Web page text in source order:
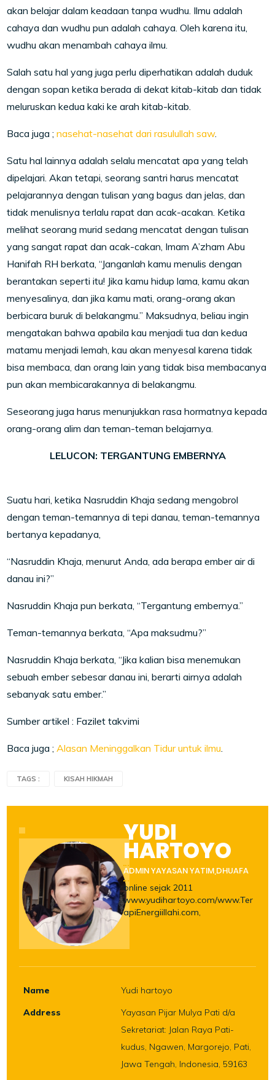
akan belajar dalam keadaan tanpa wudhu. Ilmu adalah
cahaya dan wudhu pun adalah cahaya. Oleh karena itu,
wudhu akan menambah cahaya ilmu.
Salah satu hal yang juga perlu diperhatikan adalah duduk
dengan sopan ketika berada di dekat kitab-kitab dan tidak
meluruskan kedua kaki ke arah kitab-kitab.
Baca juga ;nasehat-nasehat dari rasulullah saw.
Satu hal lainnya adalah selalu mencatat apa yang telah
dipelajari. Akan tetapi, seorang santri harus mencatat
pelajarannya dengan tulisan yang bagus dan jelas, dan
tidak menulisnya terlalu rapat dan acak-acakan. Ketika
melihat seorang murid sedang mencatat dengan tulisan
yang sangat rapat dan acak-cakan, Imam A’zham Abu
Hanifah RH berkata, “Janganlah kamu menulis dengan
berantakan seperti itu! Jika kamu hidup lama, kamu akan
menyesalinya, dan jika kamu mati, orang-orang akan
berbicara buruk di belakangmu.” Maksudnya, beliau ingin
mengatakan bahwa apabila kau menjadi tua dan kedua
matamu menjadi lemah, kau akan menyesal karena tidak
bisa membaca, dan orang lain yang tidak bisa membacanya
pun akan membicarakannya di belakangmu.
Seseorang juga harus menunjukkan rasa hormatnya kepada
orang-orang alim dan teman-teman belajarnya.
LELUCON: TERGANTUNG EMBERNYA
Suatu hari, ketika Nasruddin Khaja sedang mengobrol
dengan teman-temannya di tepi danau, teman-temannya
bertanya kepadanya,
“Nasruddin Khaja, menurut Anda, ada berapa ember air di
danau ini?”
Nasruddin Khaja pun berkata, “Tergantung embernya.”
Teman-temannya berkata, “Apa maksudmu?”
Nasruddin Khaja berkata, “Jika kalian bisa menemukan
sebuah ember sebesar danau ini, berarti airnya adalah
sebanyak satu ember.”
Sumber artikel : Fazilet takvimi
Baca juga ;Alasan Meninggalkan Tidur untuk ilmu.
TAGS : KISAH HIKMAH
YUDI
HARTOYO
ADMIN YAYASAN YATIM,DHUAFA
online sejak 2011
www.yudihartoyo.com/www.Ter
apiEnergiillahi.com,
Name
Yudi hartoyo
Address
Yayasan Pijar Mulya Pati d/a
Sekretariat: Jalan Raya Pati-
kudus, Ngawen, Margorejo, Pati,
Jawa Tengah, Indonesia, 59163